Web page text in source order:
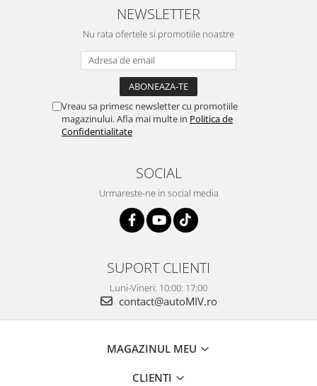
NEWSLETTER
Nu rata ofertele si promotiile noastre
Vreau sa primesc newsletter cu promotiile
magazinului. Afla mai multe in Politica de
Confidentialitate
SOCIAL
Urmareste-ne in social media
SUPORT CLIENTI
Luni-Vineri: 10:00: 17:00
contact@autoMIV.ro
MAGAZINUL MEU
CLIENTI